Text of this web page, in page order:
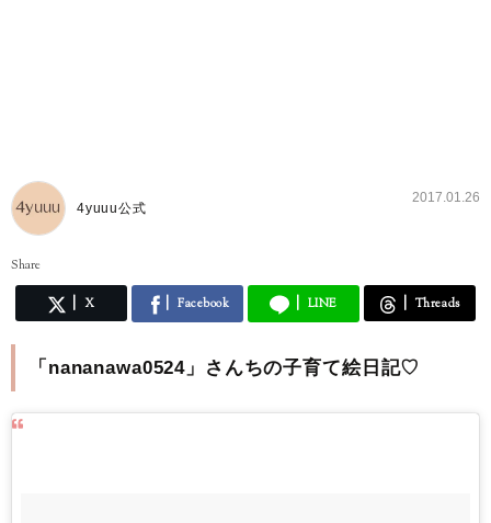
4yuuu公式
2017.01.26
Share
X Facebook LINE Threads
「nananawa0524」さんちの子育て絵日記♡